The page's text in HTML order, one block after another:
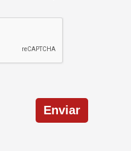
Enviar